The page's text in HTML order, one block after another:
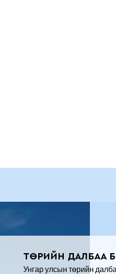
ТӨРИЙН ДАЛБАА
Унгар улсын төрийн